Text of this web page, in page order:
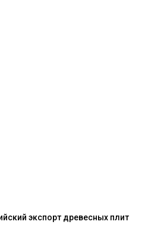
экспорт древесных плит